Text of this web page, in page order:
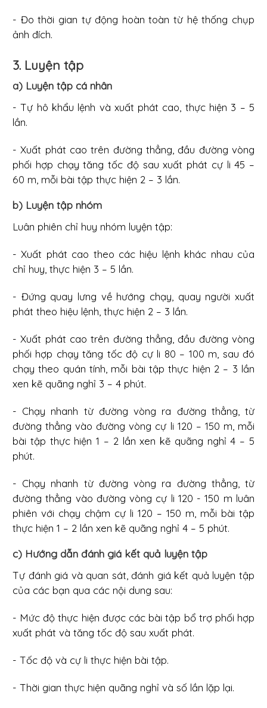
- Đo thời gian tự động hoàn toàn từ hệ thống chụp
ảnh đích.
3. Luyện tập
a) Luyện tập cá nhân
- Tự hô khẩu lệnh và xuất phát cao, thực hiện 3 – 5
lần.
- Xuất phát cao trên đường thẳng, đầu đường vòng
phối hợp chạy tăng tốc độ sau xuất phát cự li 45 –
60 m, mỗi bài tập thực hiện 2 – 3 lần.
b) Luyện tập nhóm
Luân phiên chỉ huy nhóm luyện tập:
- Xuất phát cao theo các hiệu lệnh khác nhau của
chỉ huy, thực hiện 3 – 5 lần.
- Đứng quay lưng về hướng chạy, quay người xuất
phát theo hiệu lệnh, thực hiện 2 – 3 lần.
- Xuất phát cao trên đường thẳng, đầu đường vòng
phối hợp chạy tăng tốc độ cự li 80 – 100 m, sau đó
chạy theo quán tính, mỗi bài tập thực hiện 2 – 3 lần
xen kẽ quãng nghỉ 3 – 4 phút.
- Chạy nhanh từ đường vòng ra đường thẳng, từ
đường thẳng vào đường vòng cự li 120 – 150 m, mỗi
bài tập thực hiện 1 – 2 lần xen kẽ quãng nghỉ 4 – 5
phút.
- Chạy nhanh từ đường vòng ra đường thẳng, từ
đường thẳng vào đường vòng cự li 120 - 150 m luân
phiên với chạy chậm cự li 120 – 150 m, mỗi bài tập
thực hiện 1 – 2 lần xen kẽ quãng nghỉ 4 – 5 phút.
c) Hướng dẫn đánh giá kết quả luyện tập
Tự đánh giá và quan sát, đánh giá kết quả luyện tập
của các bạn qua các nội dung sau:
- Mức độ thực hiện được các bài tập bổ trợ phối hợp
xuất phát và tăng tốc độ sau xuất phát.
- Tốc độ và cự li thực hiện bài tập.
- Thời gian thực hiện quãng nghỉ và số lần lặp lại.